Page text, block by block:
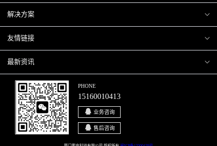
关于爬虫
H5互动营销
微信小程序
移动APP
解决方案
商城解决方案
商城会员积分商城解决方案
网站解决方案
智慧校园解决方案
智慧停车解决方案
友情链接
厦门小程序开发
厦门APP开发
厦门微商城开发
博客园
最新资讯
行业资讯
爬虫动态
PHONE
15160010413
业务咨询
售后咨询